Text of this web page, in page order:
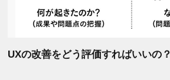
UXの改善をどう評価すればいいの？